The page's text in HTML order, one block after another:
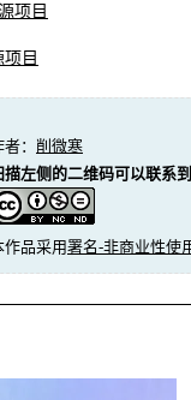
项目
目
： 削微寒
描左侧的二维码可以联系
作品采用署名-非商业性使